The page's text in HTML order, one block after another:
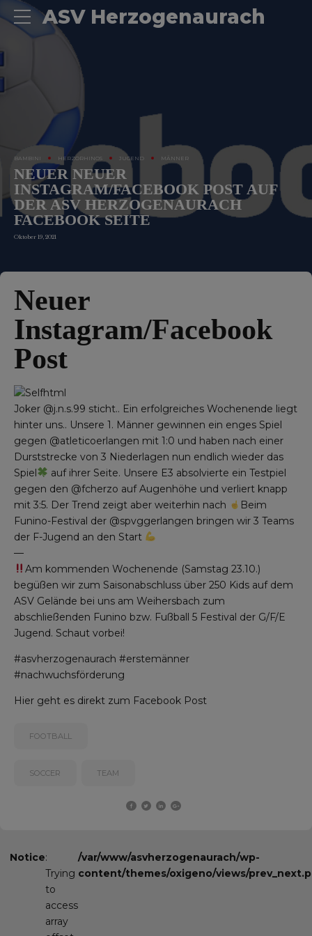
ASV Herzogenaurach
BAMBINI HERZORHINOS JUGEND MÄNNER
NEUER NEUER
INSTAGRAM/FACEBOOK POST AUF
DER ASV HERZOGENAURACH
FACEBOOK SEITE
Oktober 19, 2021
Neuer
Instagram/Facebook
Post
Joker @j.n.s.99 sticht.. Ein erfolgreiches Wochenende liegt
hinter uns.. Unsere 1. Männer gewinnen ein enges Spiel
gegen @atleticoerlangen mit 1:0 und haben nach einer
Durststrecke von 3 Niederlagen nun endlich wieder das
Spiel
auf ihrer Seite. Unsere E3 absolvierte ein Testpiel
gegen den @fcherzo auf Augenhöhe und verliert knapp
mit 3:5. Der Trend zeigt aber weiterhin nach
Beim
Funino-Festival der @spvggerlangen bringen wir 3 Teams
der F-Jugend an den Start
—
Am kommenden Wochenende (Samstag 23.10.)
begüßen wir zum Saisonabschluss über 250 Kids auf dem
ASV Gelände bei uns am Weihersbach zum
abschließenden Funino bzw. Fußball 5 Festival der G/F/E
Jugend. Schaut vorbei!
#asvherzogenaurach #erstemänner
#nachwuchsförderung
Hier geht es direkt zum Facebook Post
FOOTBALL
SOCCER TEAM
Notice:
Trying
to
access
array
/var/www/asvherzogenaurach/wp-
content/themes/oxigeno/views/